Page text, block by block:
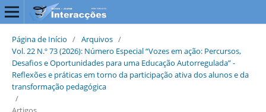
Página de Início / Arquivos /
Vol. 22 N.º 73 (2026): Número Especial “Vozes em ação: Percursos,
Desafios e Oportunidades para uma Educação Autorregulada” -
Reflexões e práticas em torno da participação ativa dos alunos e da
transformação pedagógica
/